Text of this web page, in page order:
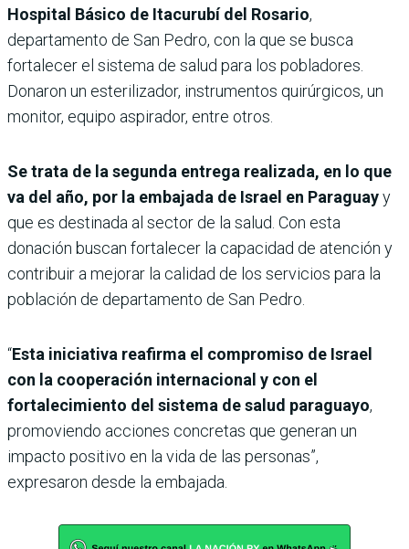
Hospital Básico de Itacurubí del Rosario,
departamento de San Pedro, con la que se busca
fortalecer el sistema de salud para los pobladores.
Donaron un esterilizador, instrumentos quirúrgicos, un
monitor, equipo aspirador, entre otros.
Se trata de la segunda entrega realizada, en lo que
va del año, por la embajada de Israel en Paraguayy
que es destinada al sector de la salud. Con esta
donación buscan fortalecer la capacidad de atención y
contribuir a mejorar la calidad de los servicios para la
población de departamento de San Pedro.
“Esta iniciativa reafirma el compromiso de Israel
con la cooperación internacional y con el
fortalecimiento del sistema de salud paraguayo,
promoviendo acciones concretas que generan un
impacto positivo en la vida de las personas”,
expresaron desde la embajada.